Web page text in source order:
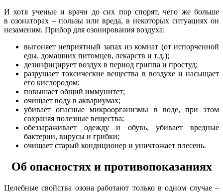
И хотя ученые и врачи до сих пор спорят, чего же больше
в озонаторах – пользы или вреда, в некоторых ситуациях он
незаменим. Прибор для озонирования воздуха:
выгоняет неприятный запах из комнат (от испорченной
еды, домашних питомцев, лекарств и т.д.);
дезинфицирует воздух в период гриппа и простуд;
разрушает токсические вещества в воздухе и насыщает
его кислородом;
повышает общий иммунитет;
очищает воду в аквариумах;
убивает опасные микроорганизмы в воде, при этом
сохраняя полезные вещества;
обеззараживает одежду и обувь, убивает вредные
бактерии, вирусы и грибки;
очищает старый кондиционер и уничтожает плесень.
Об опасностях и противопоказаниях
Целебные свойства озона работают только в одном случае –